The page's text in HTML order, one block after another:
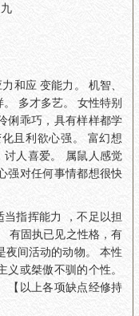
和应 变能力。 机智、
多才多艺。 女性特别
俐乖巧，具有样样都学
且利欲心强。 富幻想
讨人喜爱。 属鼠人感觉
强对任何事情都想很快
指挥能力 ，不足以担
有固执已见之性格，有
夜间活动的动物。 本性
或桀傲不驯的个性。
【以上各项缺点经修持